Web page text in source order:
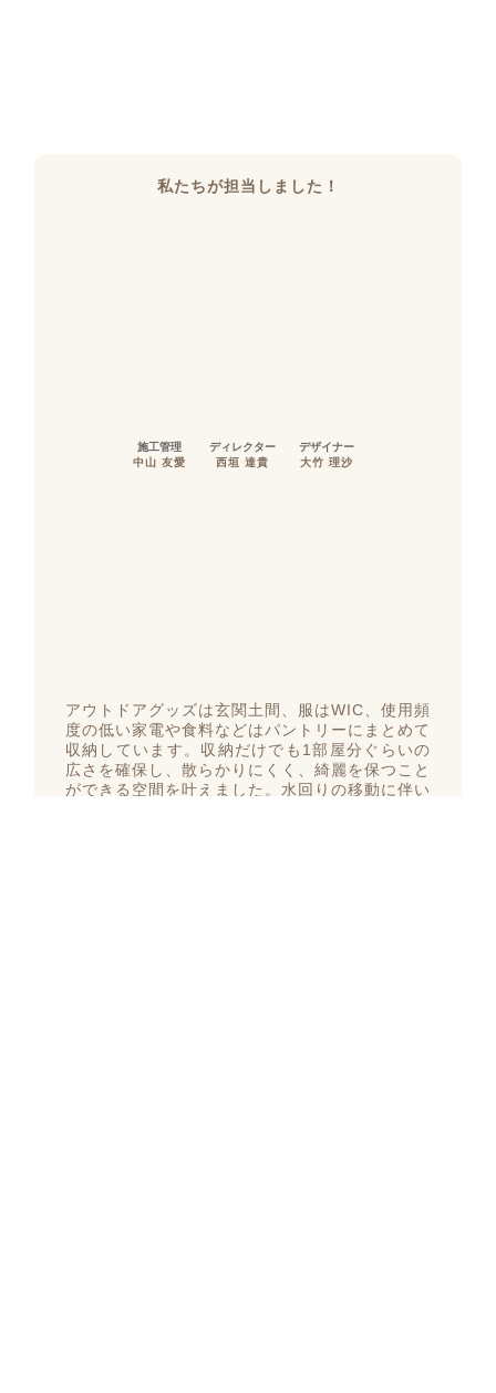
私たちが担当しました！
施工管理
中山 友愛
ディレクター
西垣 達貴
デザイナー
大竹 理沙
アウトドアグッズは玄関土間、服はWIC、使用頻
度の低い家電や食料などはパントリーにまとめて
収納しています。収納だけでも1部屋分ぐらいの
広さを確保し、散らかりにくく、綺麗を保つこと
ができる空間を叶えました。水回りの移動に伴い